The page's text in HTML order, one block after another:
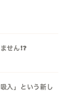
ん❗️❓️
入」という新し